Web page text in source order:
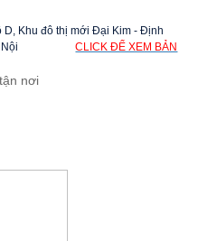
D, Khu đô thị mới Đại Kim - Định
CLICK ĐỂ XEM BẢN
nơi